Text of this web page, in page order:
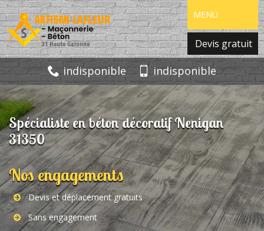
MENU
Devis gratuit
indisponible indisponible
Spécialiste en béton décoratif Nenigan
31350
Nos engagements
Devis et déplacement gratuits
Sans engagement